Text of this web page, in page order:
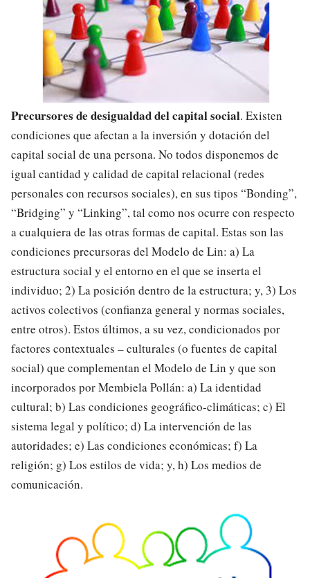
Precursores de desigualdad del capital social. Existen
condiciones que afectan a la inversión y dotación del
capital social de una persona. No todos disponemos de
igual cantidad y calidad de capital relacional (redes
personales con recursos sociales), en sus tipos “Bonding”,
“Bridging” y “Linking”, tal como nos ocurre con respecto
a cualquiera de las otras formas de capital. Estas son las
condiciones precursoras del Modelo de Lin: a) La
estructura social y el entorno en el que se inserta el
individuo; 2) La posición dentro de la estructura; y, 3) Los
activos colectivos (confianza general y normas sociales,
entre otros). Estos últimos, a su vez, condicionados por
factores contextuales – culturales (o fuentes de capital
social) que complementan el Modelo de Lin y que son
incorporados por Membiela Pollán: a) La identidad
cultural; b) Las condiciones geográfico-climáticas; c) El
sistema legal y político; d) La intervención de las
autoridades; e) Las condiciones económicas; f) La
religión; g) Los estilos de vida; y, h) Los medios de
comunicación.